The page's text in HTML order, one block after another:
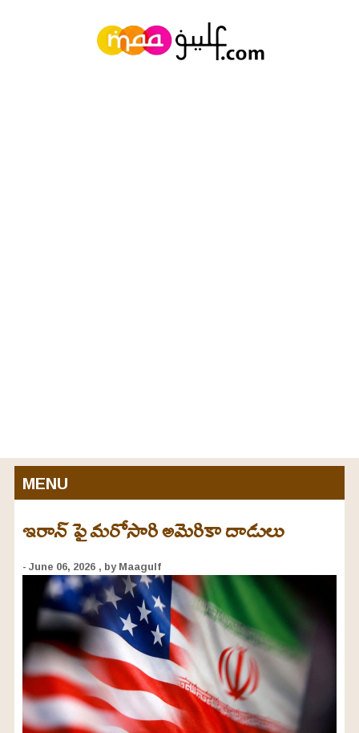
MENU
ఇరాన్ పై మరోసారి అమెరికా దాడులు
- June 06, 2026 , by Maagulf